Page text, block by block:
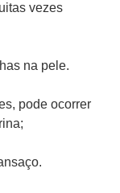
vezes
na pele.
pode ocorrer